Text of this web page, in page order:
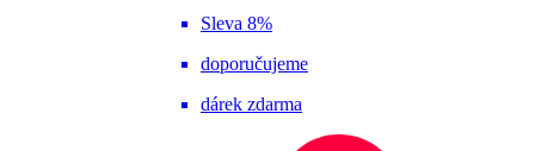
Sleva 8%
doporučujeme
dárek zdarma